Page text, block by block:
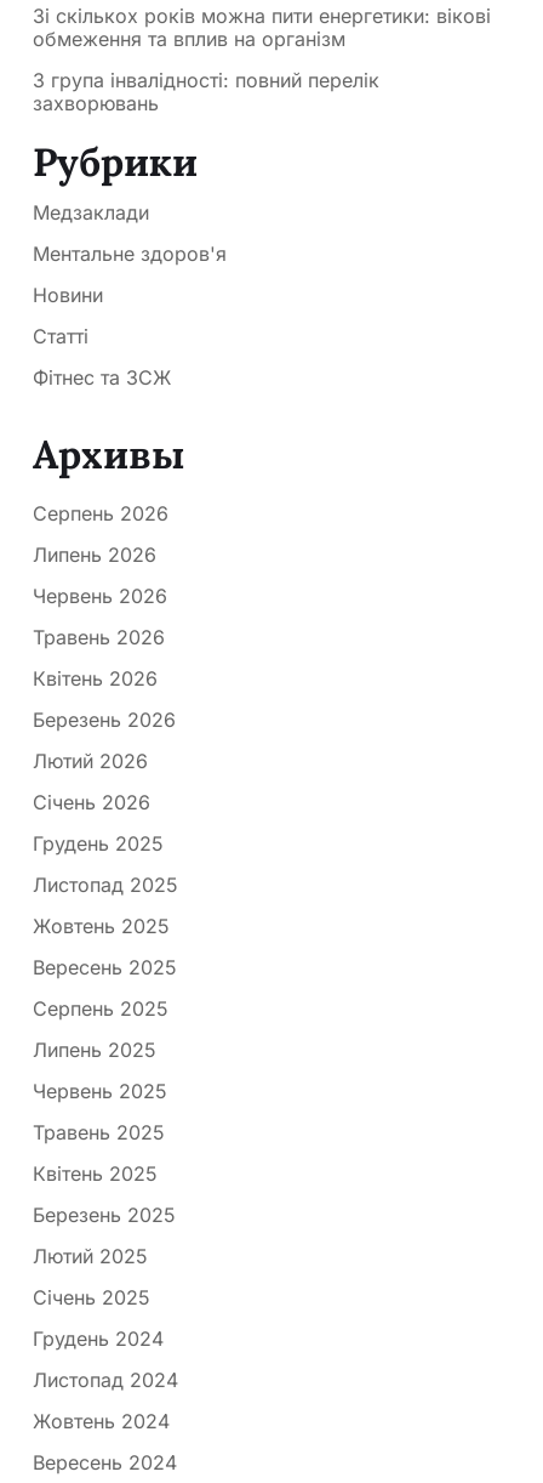
Зі скількох років можна пити енергетики: вікові
обмеження та вплив на організм
3 група інвалідності: повний перелік
захворювань
Рубрики
Медзаклади
Ментальне здоров'я
Новини
Статті
Фітнес та ЗСЖ
Архивы
Серпень 2026
Липень 2026
Червень 2026
Травень 2026
Квітень 2026
Березень 2026
Лютий 2026
Січень 2026
Грудень 2025
Листопад 2025
Жовтень 2025
Вересень 2025
Серпень 2025
Липень 2025
Червень 2025
Травень 2025
Квітень 2025
Березень 2025
Лютий 2025
Січень 2025
Грудень 2024
Листопад 2024
Жовтень 2024
Вересень 2024